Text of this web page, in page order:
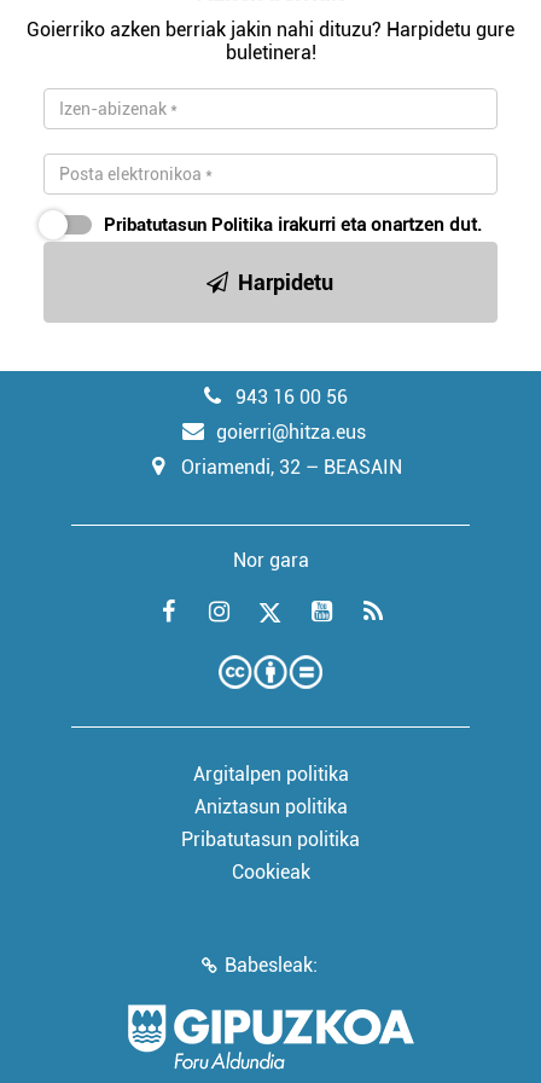
Goierriko azken berriak jakin nahi dituzu? Harpidetu gure
buletinera!
Pribatutasun Politika irakurri eta onartzen dut.
Harpidetu
943 16 00 56
goierri@hitza.eus
Oriamendi, 32 – BEASAIN
Nor gara
Argitalpen politika
Aniztasun politika
Pribatutasun politika
Cookieak
Babesleak: